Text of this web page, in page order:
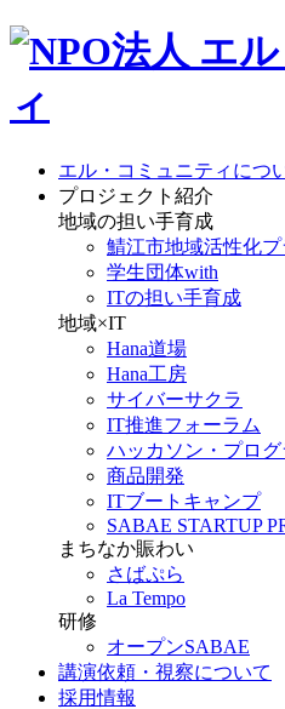
エル・コミュニティにつ
プロジェクト紹介
地域の担い手育成
鯖江市地域活性化プ
学生団体with
ITの担い手育成
地域×IT
Hana道場
Hana工房
サイバーサクラ
IT推進フォーラム
ハッカソン・プロ
商品開発
ITブートキャンプ
SABAE STARTUP
まちなか賑わい
さばぷら
La Tempo
研修
オープンSABAE
講演依頼・視察について
採用情報